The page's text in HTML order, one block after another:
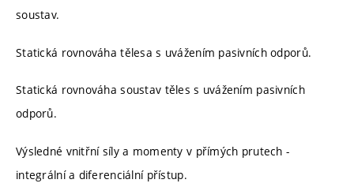
soustav.
Statická rovnováha tělesa s uvážením pasivních odporů.
Statická rovnováha soustav těles s uvážením pasivních
odporů.
Výsledné vnitřní síly a momenty v přímých prutech -
integrální a diferenciální přístup.